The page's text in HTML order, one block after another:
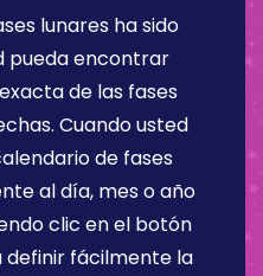
lunares ha sido
pueda encontrar
de las fases
Cuando usted
de fases
al día, mes o año
clic en el botón
fácilmente la